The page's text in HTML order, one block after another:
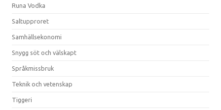
Runa Vodka
Saltupproret
Samhällsekonomi
Snygg söt och välskapt
Språkmissbruk
Teknik och vetenskap
Tiggeri